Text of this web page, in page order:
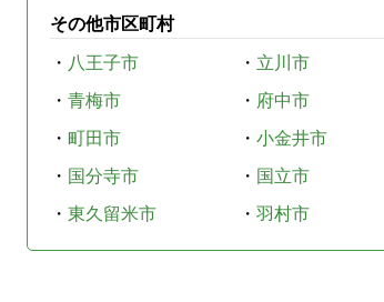
その他市区町村
・ 八王子市 ・ 立川市
・ 青梅市 ・ 府中市
・ 町田市 ・ 小金井市
・ 国分寺市 ・ 国立市
・ 東久留米市 ・ 羽村市